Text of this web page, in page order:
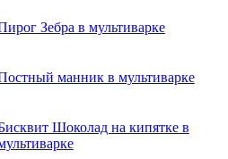
Зебра в мультиварке
манник в мультиварке
Шоколад на кипятке в